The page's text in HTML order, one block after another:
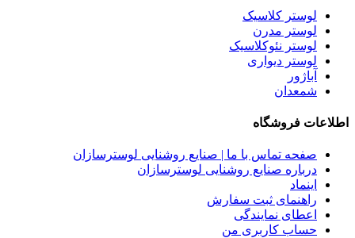
لوستر کلاسیک
لوستر مدرن
لوستر نئوکلاسیک
لوستر دیواری
آباژور
شمعدان
اطلاعات فروشگاه
صفحه تماس با ما | صنایع روشنایی لوسترسازان
درباره صنایع روشنایی لوسترسازان
اینماد
راهنمای ثبت سفارش
اعطای نمایندگی
حساب کاربری من